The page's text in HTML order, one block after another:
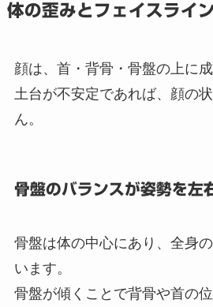
体の歪みとフェイスライ
顔は、首・背骨・骨盤の上に
土台が不安定であれば、顔の
ん。
骨盤のバランスが姿勢を左
骨盤は体の中心にあり、全身
います。
骨盤が傾くことで背骨や首の